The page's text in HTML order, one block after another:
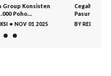
Cegah Sejak Dini, BNNK
Pasuruan dan Polr...
BY REDAKSI •OKT 29 2025